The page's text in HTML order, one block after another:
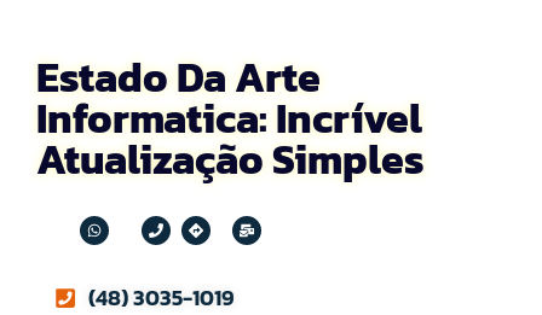
Estado Da Arte
Informatica: Incrível
Atualização Simples
(48) 3035-1019